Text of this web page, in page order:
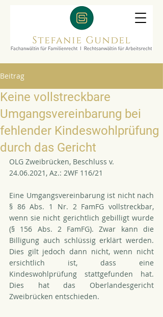
Beitrag
Keine vollstreckbare
Umgangsvereinbarung bei
fehlender Kindeswohlprüfung
durch das Gericht
OLG Zweibrücken, Beschluss v.
24.06.2021, Az.: 2WF 116/21
Eine Umgangsvereinbarung ist nicht nach
§ 86 Abs. 1 Nr. 2 FamFG vollstreckbar,
wenn sie nicht gerichtlich gebilligt wurde
(§ 156 Abs. 2 FamFG). Zwar kann die
Billigung auch schlüssig erklärt werden.
Dies gilt jedoch dann nicht, wenn nicht
ersichtlich ist, dass eine
Kindeswohlprüfung stattgefunden hat.
Dies hat das Oberlandesgericht
Zweibrücken entschieden.